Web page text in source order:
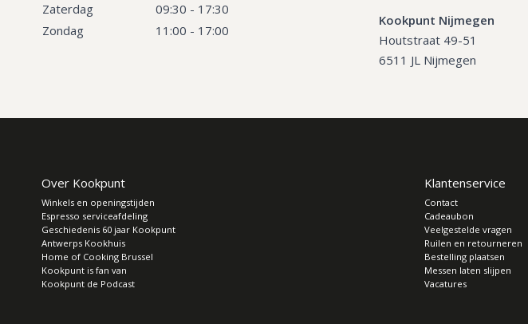
Zaterdag
09:30 - 17:30
Zondag
11:00 - 17:00
Kookpunt Nijmegen
Houtstraat 49-51
6511 JL Nijmegen
Over Kookpunt
Winkels en openingstijden
Espresso serviceafdeling
Geschiedenis 60 jaar Kookpunt
Antwerps Kookhuis
Home of Cooking Brussel
Kookpunt is fan van
Kookpunt de Podcast
Klantenservice
Contact
Cadeaubon
Veelgestelde vragen
Ruilen en retourneren
Bestelling plaatsen
Messen laten slijpen
Vacatures